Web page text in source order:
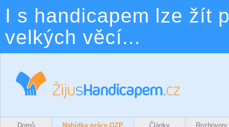
I s handicapem lze žít
velkých věcí...
Domů Nabídka práce OZP Články Rozhovory